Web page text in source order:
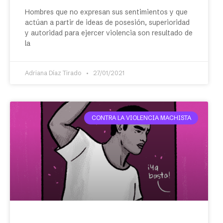
Hombres que no expresan sus sentimientos y que
actúan a partir de ideas de posesión, superioridad
y autoridad para ejercer violencia son resultado de
la
Adriana Díaz Tirado 27/01/2021
CONTRA LA VIOLENCIA MACHISTA